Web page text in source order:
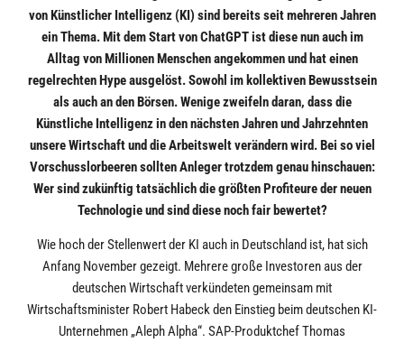
von Künstlicher Intelligenz (KI) sind bereits seit mehreren Jahren
ein Thema. Mit dem Start von ChatGPT ist diese nun auch im
Alltag von Millionen Menschen angekommen und hat einen
regelrechten Hype ausgelöst. Sowohl im kollektiven Bewusstsein
als auch an den Börsen. Wenige zweifeln daran, dass die
Künstliche Intelligenz in den nächsten Jahren und Jahrzehnten
unsere Wirtschaft und die Arbeitswelt verändern wird. Bei so viel
Vorschusslorbeeren sollten Anleger trotzdem genau hinschauen:
Wer sind zukünftig tatsächlich die größten Profiteure der neuen
Technologie und sind diese noch fair bewertet?
Wie hoch der Stellenwert der KI auch in Deutschland ist, hat sich
Anfang November gezeigt. Mehrere große Investoren aus der
deutschen Wirtschaft verkündeten gemeinsam mit
Wirtschaftsminister Robert Habeck den Einstieg beim deutschen KI-
Unternehmen „Aleph Alpha“. SAP-Produktchef Thomas